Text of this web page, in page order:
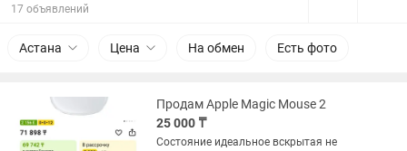
17 объявлений
Астана Цена На обмен Есть фото
Продам Apple Magic Mouse 2
25 000 ₸
Состояние идеальное вскрытая не